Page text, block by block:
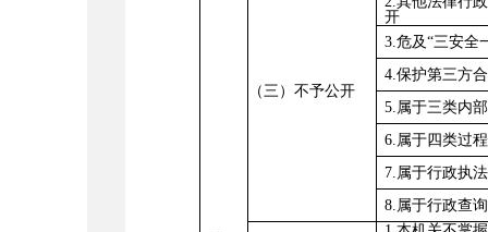
（三）不予公开
开
3.危及“三安全
4.保护第三方
5. 属于三类内
6. 属于四类过
7. 属于行政执
8. 属于行政查